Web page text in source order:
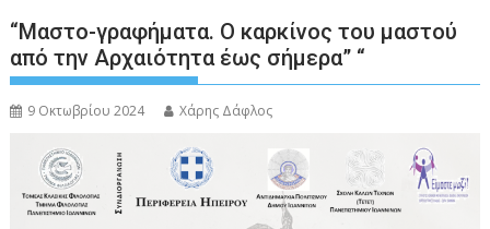
“Μαστο-γραφήματα. Ο καρκίνος του μαστού
από την Αρχαιότητα έως σήμερα” “
9 Οκτωβρίου 2024 Χάρης Δάφλος